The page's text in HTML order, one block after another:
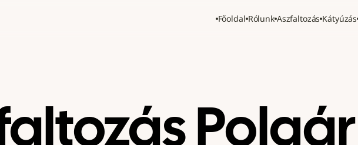
Főoldal Rólunk Aszfaltozás Kátyúzás
Polgár